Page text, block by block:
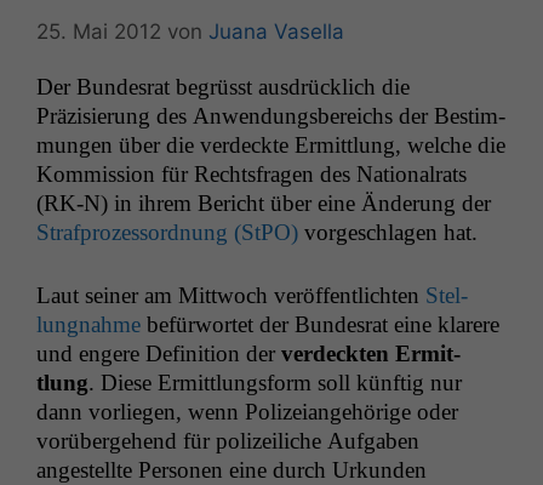
25. Mai 2012 von Juana Vasella
Der Bun­desrat begrüsst aus­drück­lich die
Präzisierung des Anwen­dungs­bere­ichs der Bes­tim­
mungen über die verdeck­te Ermit­tlung, welche die
Kom­mis­sion für Rechts­fra­gen des Nation­al­rats
(RK‑N) in ihrem Bericht über eine Änderung der
Straf­prozes­sor­d­nung (StPO) vorgeschla­gen hat.
Laut sein­er am Mittwoch veröf­fentlicht­en Stel­
lung­nahme befür­wortet der Bun­desrat eine klarere
und engere Def­i­n­i­tion der verdeck­ten Ermit­
tlung. Diese Ermit­tlungs­form soll kün­ftig nur
dann vor­liegen, wenn Polizeiange­hörige oder
vorüberge­hend für polizeiliche Auf­gaben
angestellte Per­so­n­en eine durch Urkun­den